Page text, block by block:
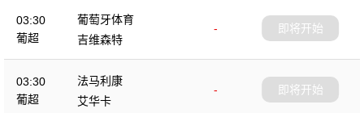
03:30
葡超
葡萄牙体育
-
吉维森特
即将开始
03:30
葡超
法马利康
-
艾华卡
即将开始